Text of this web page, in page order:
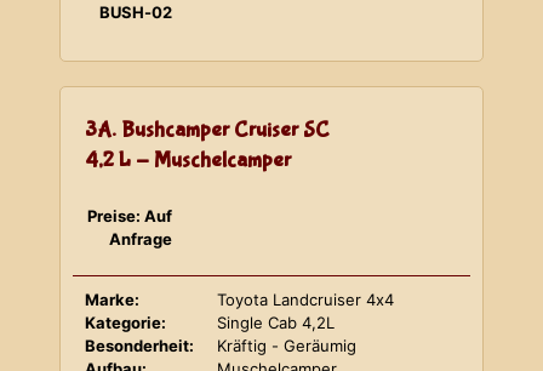
BUSH-02
3A. Bushcamper Cruiser SC
4,2 L - Muschelcamper
Preise: Auf
Anfrage
Marke:
Toyota Landcruiser 4x4
Kategorie:
Single Cab 4,2L
Besonderheit:
Kräftig - Geräumig